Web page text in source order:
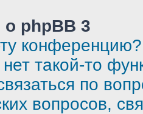
phpBB 3
конференцию?
такой-то
по
вопросов,